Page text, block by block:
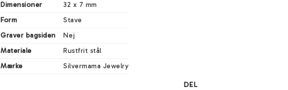
Dimensioner
32 x 7 mm
Form
Stave
Graver bagsiden
Nej
Materiale
Rustfrit stål
Mærke
Silvermama Jewelry
DEL